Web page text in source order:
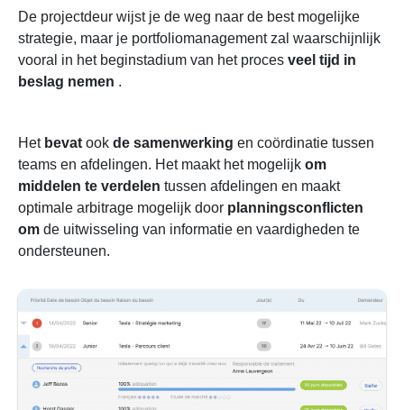
De projectdeur wijst je de weg naar de best mogelijke
strategie, maar je portfoliomanagement zal waarschijnlijk
vooral in het beginstadium van het proces veel tijd in
beslag nemen .
Het bevat ook de samenwerking en coördinatie tussen
teams en afdelingen. Het maakt het mogelijk om
middelen te verdelen tussen afdelingen en maakt
optimale arbitrage mogelijk door planningsconflicten
om de uitwisseling van informatie en vaardigheden te
ondersteunen.